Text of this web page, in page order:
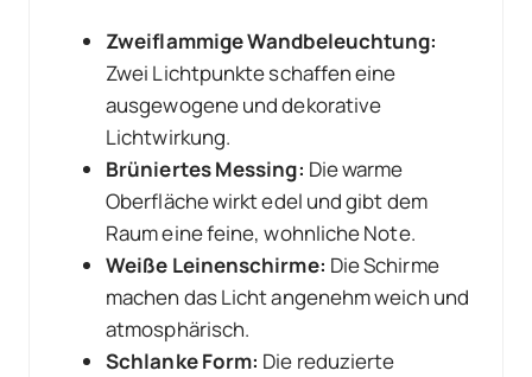
Zweiflammige Wandbeleuchtung:
Zwei Lichtpunkte schaffen eine
ausgewogene und dekorative
Lichtwirkung.
Brüniertes Messing: Die warme
Oberfläche wirkt edel und gibt dem
Raum eine feine, wohnliche Note.
Weiße Leinenschirme: Die Schirme
machen das Licht angenehm weich und
atmosphärisch.
Schlanke Form: Die reduzierte